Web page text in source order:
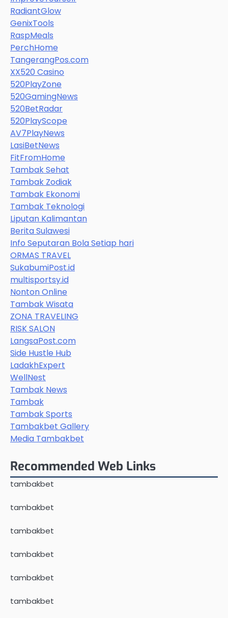
RadiantGlow
GenixTools
RaspMeals
PerchHome
TangerangPos.com
XX520 Casino
520PlayZone
520GamingNews
520BetRadar
520PlayScope
AV7PlayNews
LasiBetNews
FitFromHome
Tambak Sehat
Tambak Zodiak
Tambak Ekonomi
Tambak Teknologi
Liputan Kalimantan
Berita Sulawesi
Info Seputaran Bola Setiap hari
ORMAS TRAVEL
SukabumiPost.id
multisportsy.id
Nonton Online
Tambak Wisata
ZONA TRAVELING
RISK SALON
LangsaPost.com
Side Hustle Hub
LadakhExpert
WellNest
Tambak News
Tambak
Tambak Sports
Tambakbet Gallery
Media Tambakbet
Recommended Web Links
tambakbet
tambakbet
tambakbet
tambakbet
tambakbet
tambakbet